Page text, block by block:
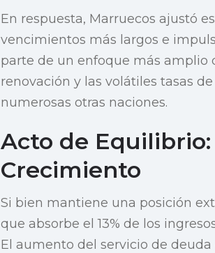
En respuesta, Marruecos ajustó
vencimientos más largos e
parte de un enfoque más amplio
renovación y las volátiles tasas
numerosas otras naciones.
Acto de
Crecimiento
Si bien mantiene una posición
que absorbe el 13% de los
El aumento del servicio de